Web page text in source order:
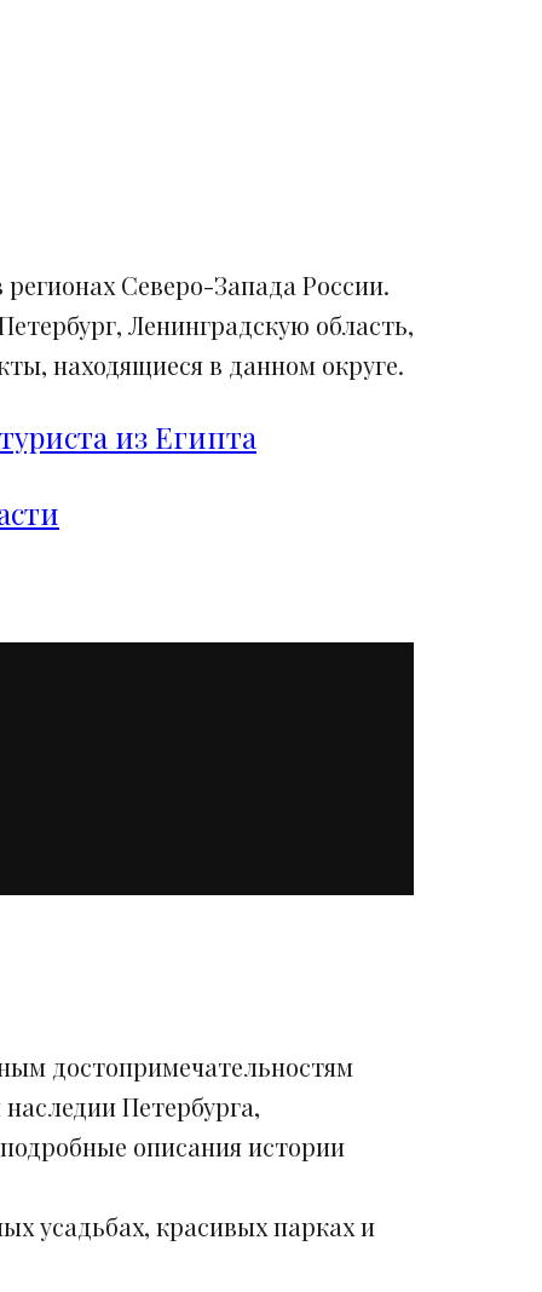
Северо-Запада России.
Ленинградскую область,
находящиеся в данном округе.
из Египта
достопримечательностям
Петербурга,
описания истории
усадьбах, красивых парках и